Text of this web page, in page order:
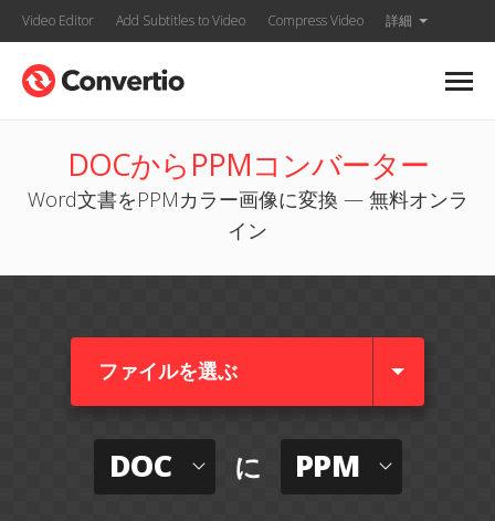
Video Editor Add Subtitles to Video Compress Video 詳細
DOCからPPMコンバーター
Word文書をPPMカラー画像に変換 — 無料オンラ
イン
ファイルを選ぶ
DOC に PPM